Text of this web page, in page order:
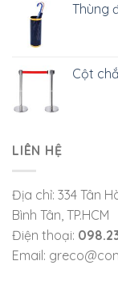
Thùng
Cột
LIÊN HỆ
Địa chỉ: 334 Tân
Bình Tân, TP.HCM
Điện thoại:
Email: